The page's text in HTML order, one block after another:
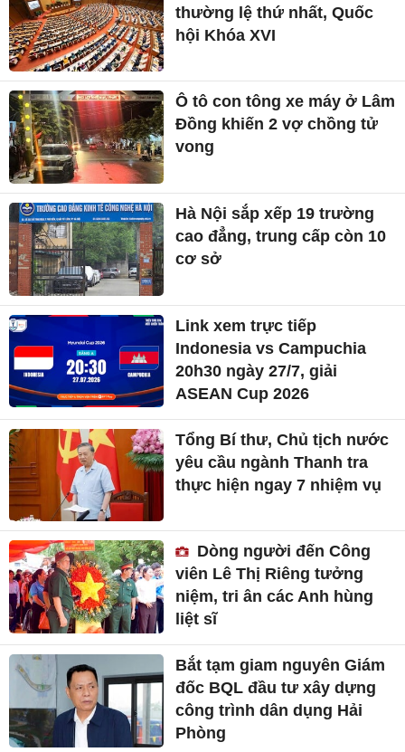
thường lệ thứ nhất, Quốc
hội Khóa XVI
Ô tô con tông xe máy ở Lâm
Đồng khiến 2 vợ chồng tử
vong
Hà Nội sắp xếp 19 trường
cao đẳng, trung cấp còn 10
cơ sở
Link xem trực tiếp
Indonesia vs Campuchia
20h30 ngày 27/7, giải
ASEAN Cup 2026
Tổng Bí thư, Chủ tịch nước
yêu cầu ngành Thanh tra
thực hiện ngay 7 nhiệm vụ
Dòng người đến Công
viên Lê Thị Riêng tưởng
niệm, tri ân các Anh hùng
liệt sĩ
Bắt tạm giam nguyên Giám
đốc BQL đầu tư xây dựng
công trình dân dụng Hải
Phòng